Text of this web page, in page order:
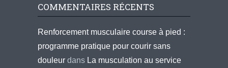
COMMENTAIRES RÉCENTS
Renforcement musculaire course à pied :
programme pratique pour courir sans
douleur dans La musculation au service